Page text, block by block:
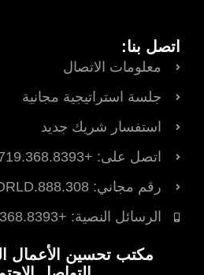
اتصل بنا:
معلومات الاتصال
جلسة استراتيجية مجانية
استفسار شريك جديد
اتصل على: +1.719.368.8393
رقم مجاني: 888.308.WORLD
الرسائل النصية: +1.719.368.8393
مكتب تحسين الأعمال